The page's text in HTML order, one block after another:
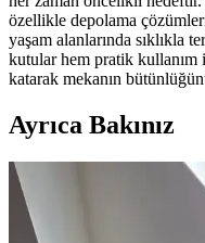
özellikle depolama
yaşam alanlarında sıklıkla
kutular hem pratik kullanım
katarak mekanın
Ayrıca Bakınız
Ev Dekorasyonunda
Uyum Prensipleriyle